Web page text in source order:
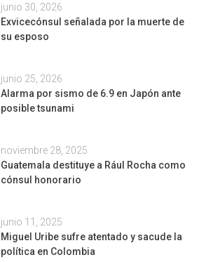
junio 30, 2026
Exvicecónsul señalada por la muerte de
su esposo
junio 25, 2026
Alarma por sismo de 6.9 en Japón ante
posible tsunami
noviembre 28, 2025
Guatemala destituye a Rául Rocha como
cónsul honorario
junio 11, 2025
Miguel Uribe sufre atentado y sacude la
política en Colombia